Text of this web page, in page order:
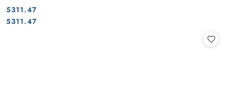
Cena:
5311.47
Cena:
5311.47